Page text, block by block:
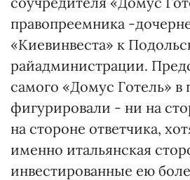
правопреемника -
«Киевинвеста» к
райадминистрации.
самого «Домус Готель» в
фигурировали - ни на
на стороне ответчика,
именно итальянская
инвестированные ею